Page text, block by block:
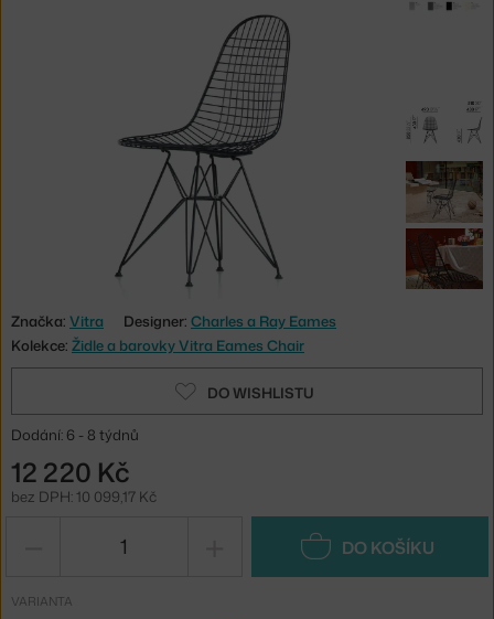
Značka: Vitra Designer: Charles a Ray Eames
Kolekce: Židle a barovky Vitra Eames Chair
DO WISHLISTU
Dodání: 6 - 8 týdnů
12 220 Kč
bez DPH: 10 099,17 Kč
DO KOŠÍKU
VARIANTA